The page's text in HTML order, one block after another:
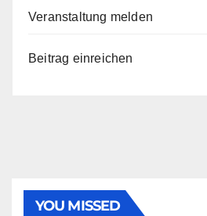
Veranstaltung melden
Beitrag einreichen
YOU MISSED